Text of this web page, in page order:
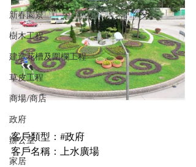
新春園景
樹木工程
建造花槽及圍欄工程
草皮工程
商場/商店
政府
辦公室
家居
客戶類型：#政府
客戶名稱：上水廣場